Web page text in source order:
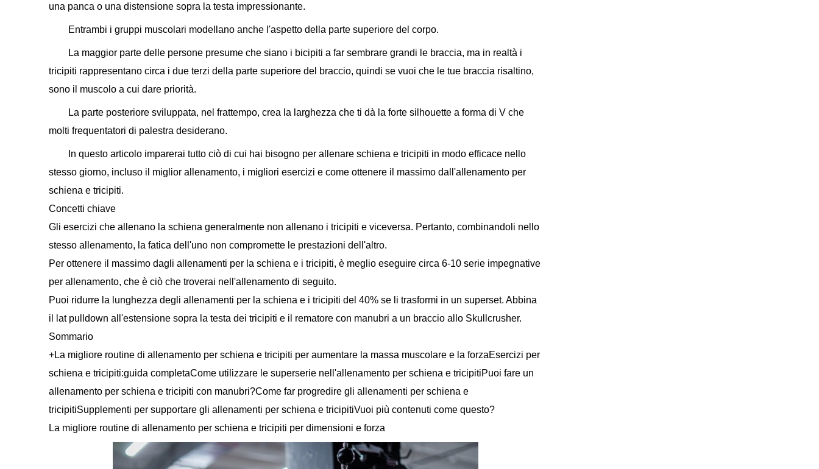
una panca o una distensione sopra la testa impressionante.
Entrambi i gruppi muscolari modellano anche l'aspetto della parte superiore del corpo.
La maggior parte delle persone presume che siano i bicipiti a far sembrare grandi le braccia, ma in realtà i
tricipiti rappresentano circa i due terzi della parte superiore del braccio, quindi se vuoi che le tue braccia risaltino,
sono il muscolo a cui dare priorità.
La parte posteriore sviluppata, nel frattempo, crea la larghezza che ti dà la forte silhouette a forma di V che
molti frequentatori di palestra desiderano.
In questo articolo imparerai tutto ciò di cui hai bisogno per allenare schiena e tricipiti in modo efficace nello
stesso giorno, incluso il miglior allenamento, i migliori esercizi e come ottenere il massimo dall'allenamento per
schiena e tricipiti.
Concetti chiave
Gli esercizi che allenano la schiena generalmente non allenano i tricipiti e viceversa. Pertanto, combinandoli nello
stesso allenamento, la fatica dell'uno non compromette le prestazioni dell'altro.
Per ottenere il massimo dagli allenamenti per la schiena e i tricipiti, è meglio eseguire circa 6-10 serie impegnative
per allenamento, che è ciò che troverai nell'allenamento di seguito.
Puoi ridurre la lunghezza degli allenamenti per la schiena e i tricipiti del 40% se li trasformi in un superset. Abbina
il lat pulldown all'estensione sopra la testa dei tricipiti e il rematore con manubri a un braccio allo Skullcrusher.
Sommario
+La migliore routine di allenamento per schiena e tricipiti per aumentare la massa muscolare e la forzaEsercizi per
schiena e tricipiti:guida completaCome utilizzare le superserie nell'allenamento per schiena e tricipitiPuoi fare un
allenamento per schiena e tricipiti con manubri?Come far progredire gli allenamenti per schiena e
tricipitiSupplementi per supportare gli allenamenti per schiena e tricipitiVuoi più contenuti come questo?
La migliore routine di allenamento per schiena e tricipiti per dimensioni e forza